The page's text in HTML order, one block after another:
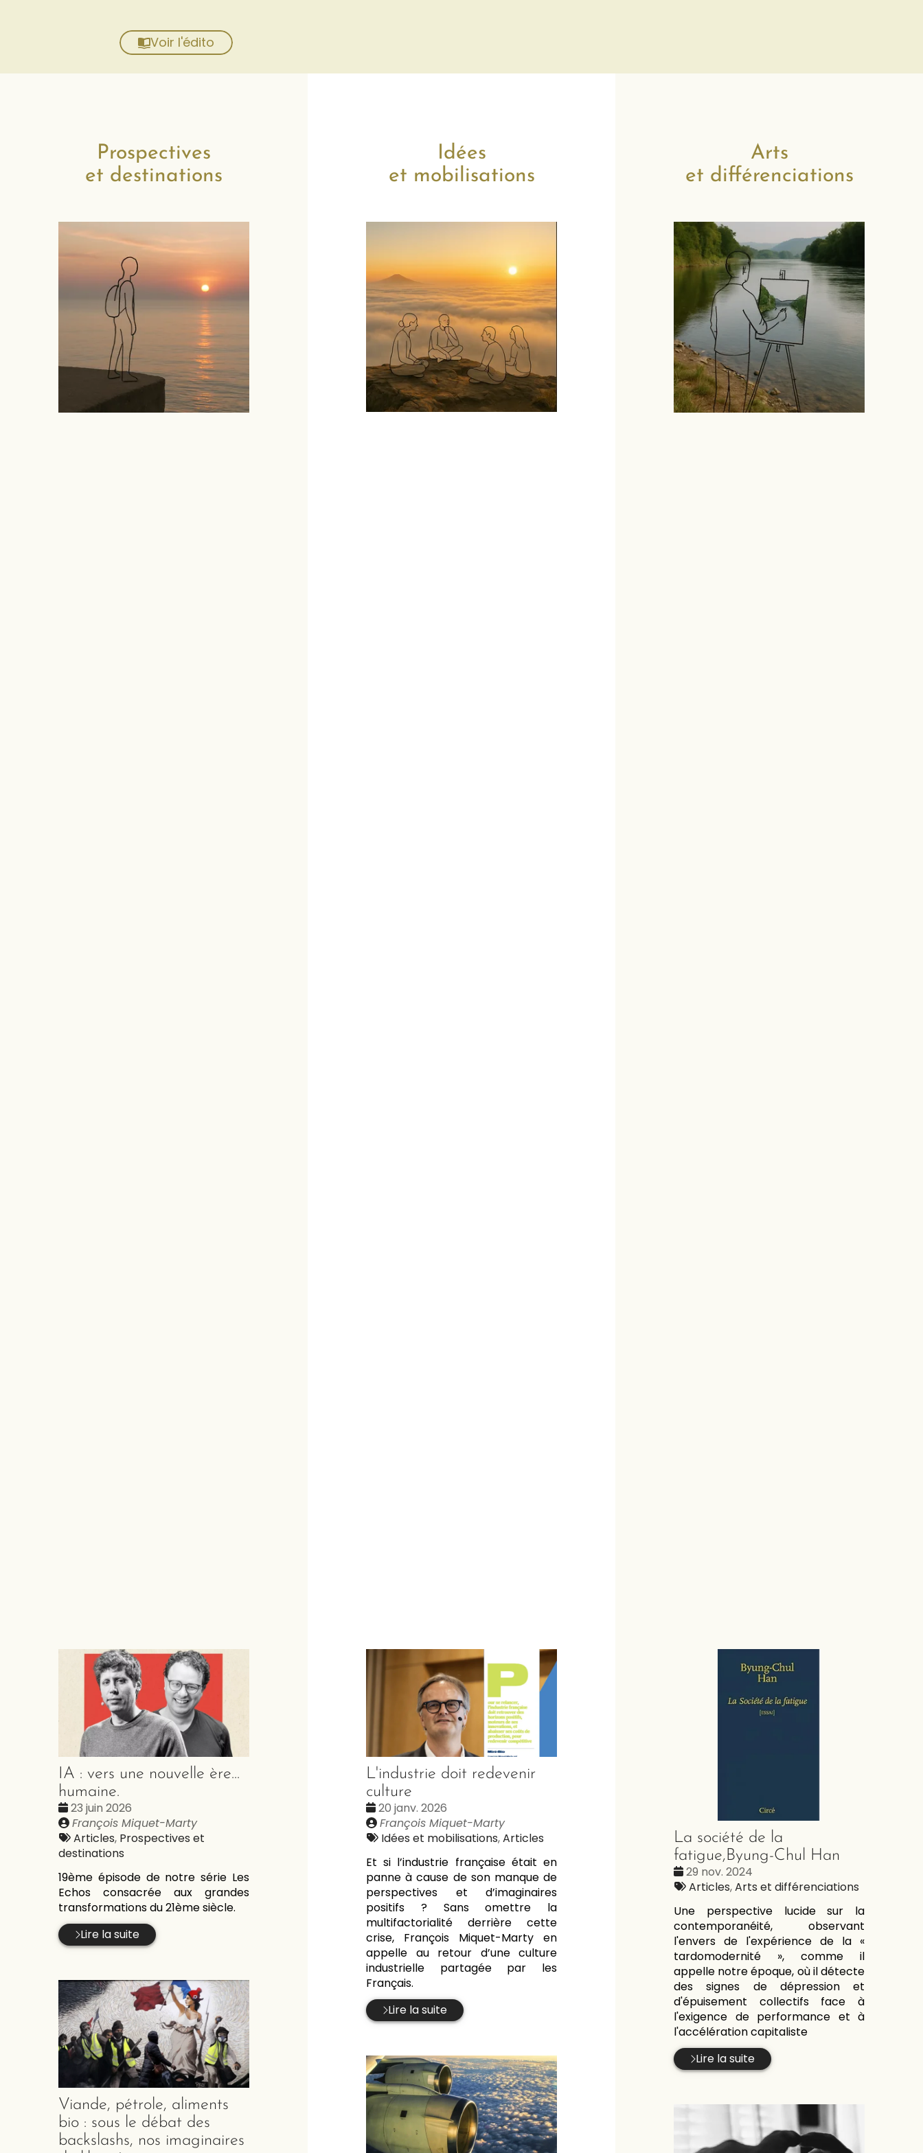
Voir l'édito
Prospectives
et destinations
IA : vers une nouvelle ère...
humaine.
Date
23 juin 2026
Publié
par
François Miquet-Marty
Tags
:
Articles, Prospectives et
destinations
19ème épisode de notre série Les
Echos consacrée aux grandes
transformations du 21ème siècle.
Lire la suite
Viande, pétrole, aliments
bio : sous le débat des
backslashs, nos imaginaires
Idées
et mobilisations
L'industrie doit redevenir
culture
Date
20 janv. 2026
Publié
par
François Miquet-Marty
Tags
Idées et mobilisations,Articles
Et si l’industrie française était en
panne à cause de son manque de
perspectives et d’imaginaires
positifs ? Sans omettre la
multifactorialité derrière cette
crise, François Miquet-Marty en
appelle au retour d’une culture
industrielle partagée par les
Français.
Lire la suite
Arts
et différenciations
La société de la
fatigue,Byung-Chul Han
Date
:
29 nov. 2024
Tags
Articles,Arts et différenciations
Une perspective lucide sur la
contemporanéité, observant
l'envers de l'expérience de la «
tardomodernité », comme il
appelle notre époque, où il détecte
des signes de dépression et
d'épuisement collectifs face à
l'exigence de performance et à
l'accélération capitaliste
Lire la suite